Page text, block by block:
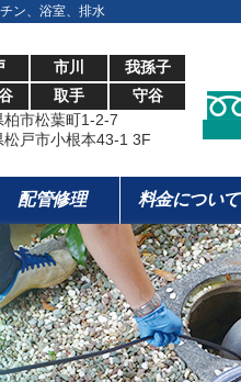
ン、浴室、排水
市川
我孫子
取手
守谷
市松葉町1-2-7
戸市小根本43-1 3F
配管修理 料金について